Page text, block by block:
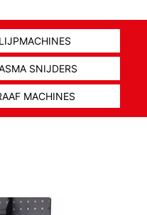
SNIJDERS
MACHINES